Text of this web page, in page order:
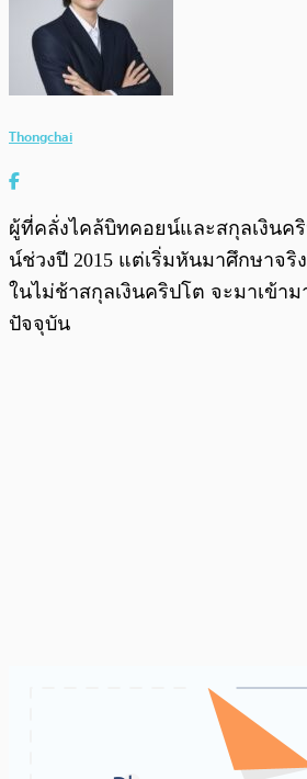
Thongchai
ผู้ที่คลั่งไคล้บิทคอยน์และสกุลเงินค
น์ช่วงปี 2015 แต่เริ่มหันมาศึกษาจริ
ในไม่ช้าสกุลเงินคริปโต จะมาเข้า
ปัจจุบัน